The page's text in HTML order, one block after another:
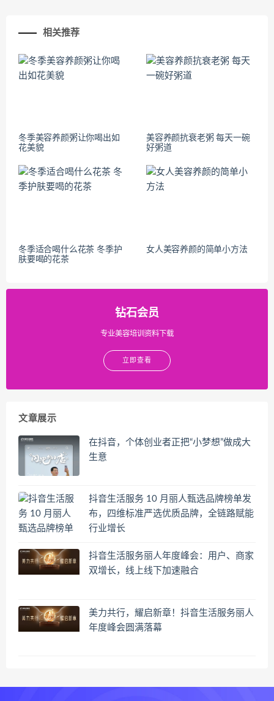
相关推荐
冬季美容养颜粥让你喝出如
花美貌
美容养颜抗衰老粥 每天一碗
好粥道
冬季适合喝什么花茶 冬季护
肤要喝的花茶
女人美容养颜的简单小方法
钻石会员
专业美容培训资料下载
立即查看
文章展示
在抖音，个体创业者正把“小梦想”做成大
生意
抖音生活服务 10 月丽人甄选品牌榜单发
布，四维标准严选优质品牌，全链路赋能
行业增长
抖音生活服务丽人年度峰会：用户、商家
双增长，线上线下加速融合
美力共行，耀启新章！抖音生活服务丽人
年度峰会圆满落幕